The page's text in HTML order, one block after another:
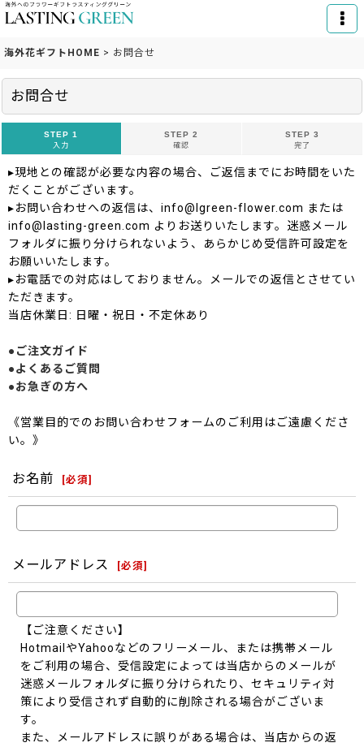
海外花ギフトHOME > お問合せ
お問合せ
STEP 1
入力
STEP 2
確認
STEP 3
完了
▸現地との確認が必要な内容の場合、ご返信までにお時間をいた
だくことがございます。
▸お問い合わせへの返信は、info@lgreen-flower.com または
info@lasting-green.com よりお送りいたします。迷惑メール
フォルダに振り分けられないよう、あらかじめ受信許可設定を
お願いいたします。
▸お電話での対応はしておりません。メールでの返信とさせてい
ただきます。
当店休業日: 日曜・祝日・不定休あり
●ご注文ガイド
●よくあるご質問
●お急ぎの方へ
《営業目的でのお問い合わせフォームのご利用はご遠慮くださ
い。》
お名前 [必須]
メールアドレス [必須]
【ご注意ください】
HotmailやYahooなどのフリーメール、または携帯メール
をご利用の場合、受信設定によっては当店からのメールが
迷惑メールフォルダに振り分けられたり、セキュリティ対
策により受信されず自動的に削除される場合がございま
す。
また、メールアドレスに誤りがある場合は、当店からの返